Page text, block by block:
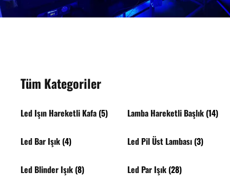
Tüm Kategoriler
Led Işın Hareketli Kafa (5) Lamba Hareketli Başlık (14)
Led Bar Işık (4) Led Pil Üst Lambası (3)
Led Blinder Işık (8) Led Par Işık (28)